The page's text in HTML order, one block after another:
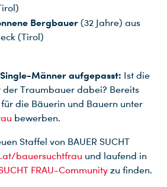
Bergbauer (32 Jahre) aus
(Tirol)
Männer aufgepasst: Ist die
Traumbauer dabei? Bereits
die Bäuerin und Bauern unter
bewerben.
Staffel von BAUER SUCHT
bauersuchtfrau und laufend in
FRAU-Community zu finden.